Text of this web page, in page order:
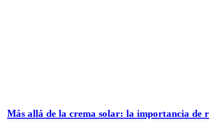
Más allá de la crema solar: la importancia de